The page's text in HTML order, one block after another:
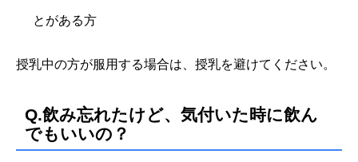
とがある方
授乳中の方が服用する場合は、授乳を避けてください。
Q.飲み忘れたけど、気付いた時に飲ん
でもいいの？